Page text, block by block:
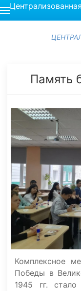
Память
Комплексное
Победы в
1945 гг.